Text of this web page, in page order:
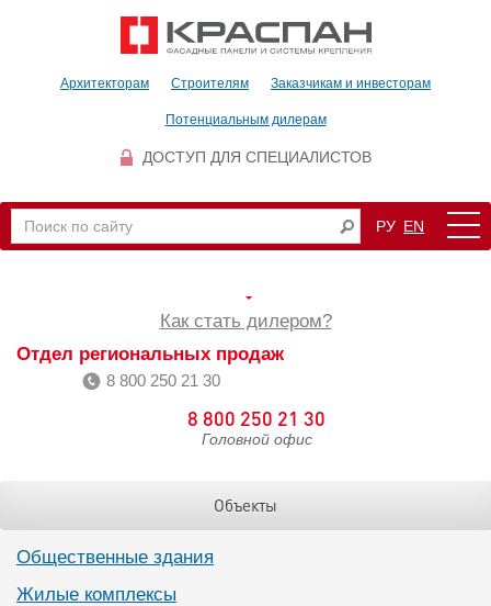
Архитекторам Строителям Заказчикам и инвесторам
Потенциальным дилерам
ДОСТУП ДЛЯ СПЕЦИАЛИСТОВ
РУ EN
Как стать дилером?
Отдел региональных продаж
8 800 250 21 30
8 800 250 21 30
Головной офис
Объекты
Общественные здания
Жилые комплексы